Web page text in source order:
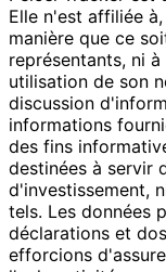
Elle n'est affiliée
manière que ce
représentants, ni
utilisation de son
discussion
informations
des fins
destinées à servir
d'investissement,
tels. Les données
déclarations et
efforcions